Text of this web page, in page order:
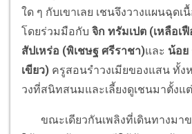
ใด ๆ กับเขาเลย เชนจึงวางแผนฉุดเ
โดยร่วมมือกับ จิก ทรัมเปต (เหลือเ
สัปเหร่อ (พิเชษฐ ศรีราชา)และ น้อย
เขียว) ครูสอนรำวงเมียของแสน ทั้
วงที่สนิทสนมและเลี้ยงดูเชนมาตั้งแต่
ขณะเดียวกันเพลิงที่เดินทางมา